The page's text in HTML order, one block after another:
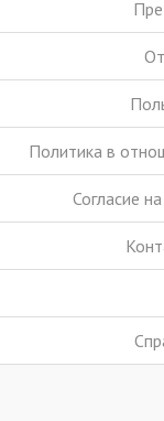
Политика в
Согласие